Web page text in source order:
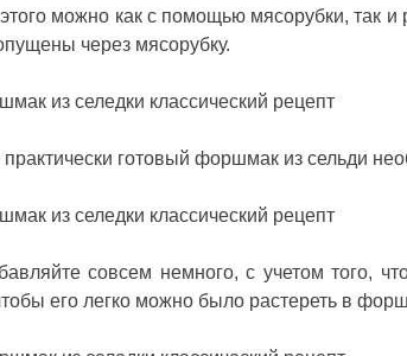
можно как с помощью мясорубки, так
через мясорубку.
готовый форшмак из сельди
совсем немного, с учетом того,
его легко можно было растереть в